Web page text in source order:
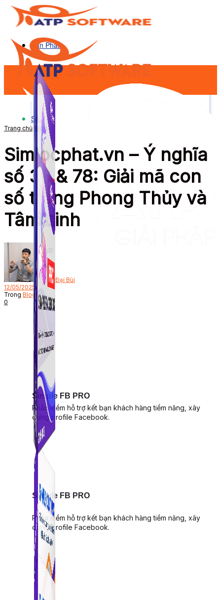
Sản Phẩm
Simple FB PRO
Phần mềm hỗ trợ kết bạn khách hàng tiềm năng, xây
dựng profile Facebook.
Sản Phẩm
Simple FB PRO
Phần mềm hỗ trợ kết bạn khách hàng tiềm năng, xây
dựng profile Facebook.
Trang chủ Blog
Simlocphat.vn – Ý nghĩa
số 38 & 78: Giải mã con
số trong Phong Thủy và
Tâm Linh
Bởi Đại Bùi
12/05/2025
Trong Blog
0